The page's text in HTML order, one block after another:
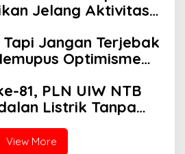
Jelang Aktivitas
Jangan Terjebak
Optimisme
81, PLN UIW NTB
Listrik Tanpa
PDKB di Sumbawa
View More